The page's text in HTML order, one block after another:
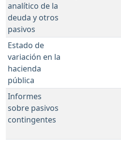
analítico de la
deuda y otros
pasivos
Estado de
variación en la
hacienda
pública
Informes
sobre pasivos
contingentes